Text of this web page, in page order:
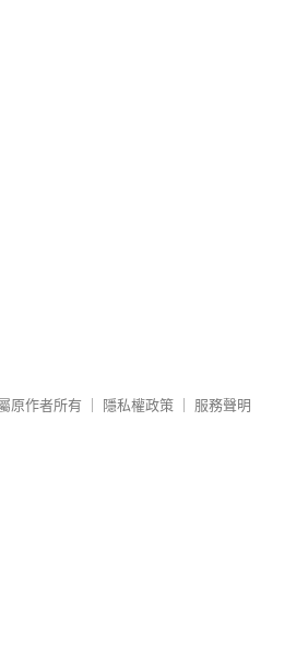
原作者所有 隱私權政策 服務聲明